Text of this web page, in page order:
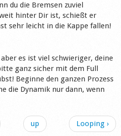
du die Bremsen zuviel
hinter Dir ist, schießt er
sehr leicht in die Kappe fallen!
es ist viel schwieriger, deine
ganz sicher mit dem Full
Beginne den ganzen Prozess
die Dynamik nur dann, wenn
up Looping ›